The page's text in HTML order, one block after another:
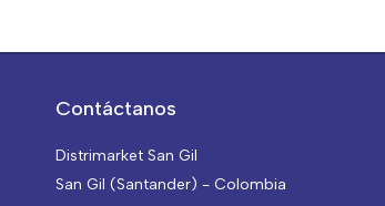
Contáctanos
Distrimarket San Gil
San Gil (Santander) - Colombia